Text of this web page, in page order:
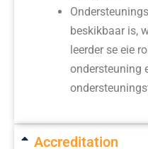
beskikbaar is,
leerder se eie
ondersteuning
Accreditation